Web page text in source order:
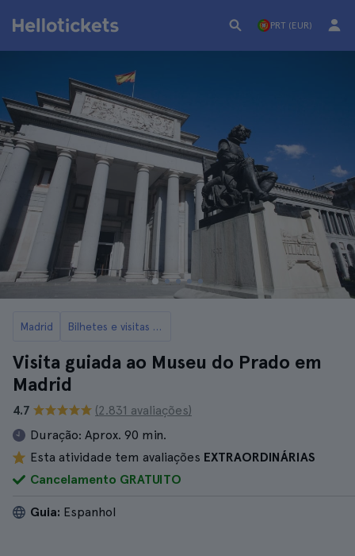
PRT (EUR)
Madrid Bilhetes e visitas ao Museu do Prado em Madrid
Visita guiada ao Museu do Prado em
Madrid
4.7
(2.831 avaliações)
Duração: Aprox. 90 min.
Esta atividade tem avaliações EXTRAORDINÁRIAS
Cancelamento GRATUITO
Guia: Espanhol